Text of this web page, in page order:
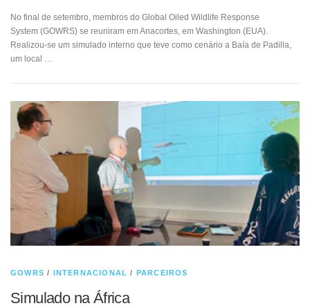
No final de setembro, membros do Global Oiled Wildlife Response
System (GOWRS) se reuniram em Anacortes, em Washington (EUA).
Realizou-se um simulado interno que teve como cenário a Baía de Padilla,
um local …
GOWRS / INTERNACIONAL / PARCEIROS
Simulado na África